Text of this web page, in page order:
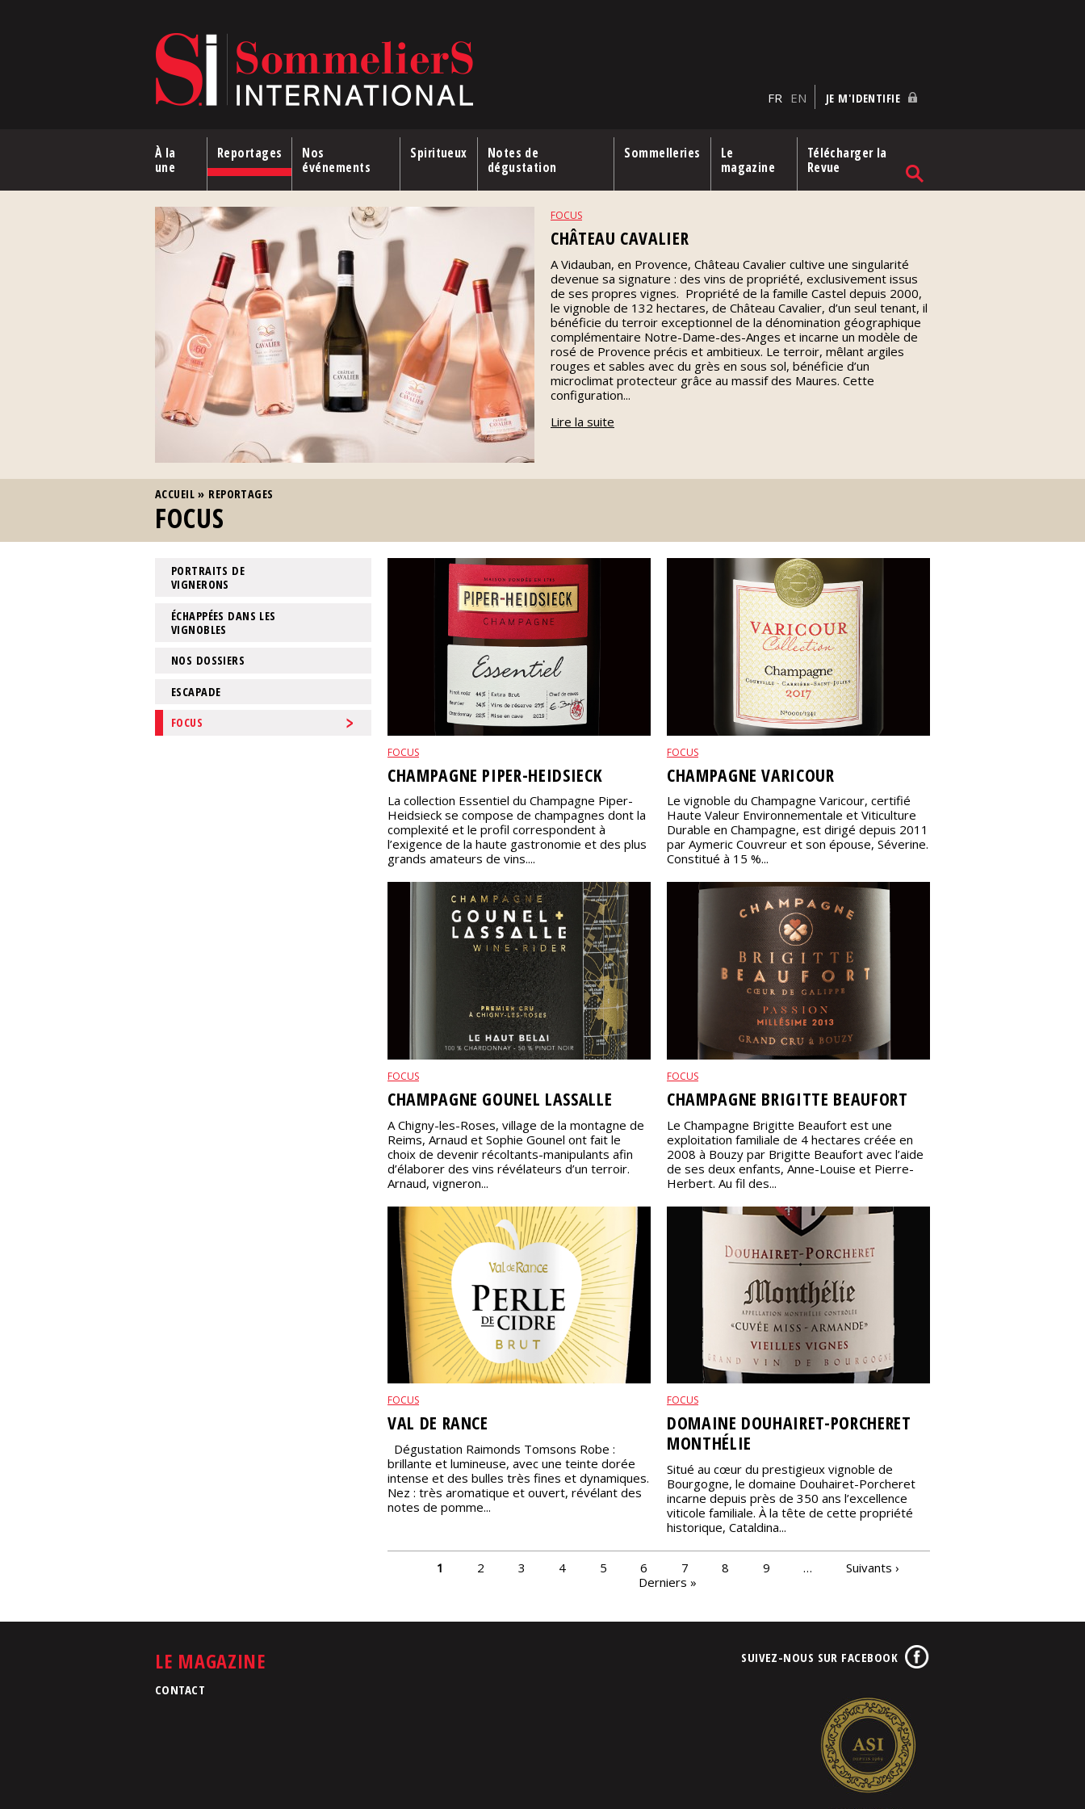
FR EN JE M'IDENTIFIE
À la
une
Reportages
Nos
événements
Spiritueux
Notes de
dégustation
Sommelleries
Le
magazine
Télécharger la
Revue
FOCUS
CHÂTEAU CAVALIER
A Vidauban, en Provence, Château Cavalier cultive une singularité
devenue sa signature : des vins de propriété, exclusivement issus
de ses propres vignes. Propriété de la famille Castel depuis 2000,
le vignoble de 132 hectares, de Château Cavalier, d’un seul tenant, il
bénéficie du terroir exceptionnel de la dénomination géographique
complémentaire Notre-Dame-des-Anges et incarne un modèle de
rosé de Provence précis et ambitieux. Le terroir, mêlant argiles
rouges et sables avec du grès en sous sol, bénéficie d’un
microclimat protecteur grâce au massif des Maures. Cette
configuration...
Lire la suite
ACCUEIL » REPORTAGES
FOCUS
FOCUS
CHAMPAGNE PIPER-HEIDSIECK
La collection Essentiel du Champagne Piper-
Heidsieck se compose de champagnes dont la
complexité et le profil correspondent à
l’exigence de la haute gastronomie et des plus
grands amateurs de vins....
FOCUS
CHAMPAGNE VARICOUR
Le vignoble du Champagne Varicour, certifié
Haute Valeur Environnementale et Viticulture
Durable en Champagne, est dirigé depuis 2011
par Aymeric Couvreur et son épouse, Séverine.
Constitué à 15 %...
FOCUS
CHAMPAGNE GOUNEL LASSALLE
A Chigny-les-Roses, village de la montagne de
Reims, Arnaud et Sophie Gounel ont fait le
choix de devenir récoltants-manipulants afin
d’élaborer des vins révélateurs d’un terroir.
Arnaud, vigneron...
FOCUS
CHAMPAGNE BRIGITTE BEAUFORT
Le Champagne Brigitte Beaufort est une
exploitation familiale de 4 hectares créée en
2008 à Bouzy par Brigitte Beaufort avec l’aide
de ses deux enfants, Anne-Louise et Pierre-
Herbert. Au fil des...
FOCUS
VAL DE RANCE
Dégustation Raimonds Tomsons Robe :
brillante et lumineuse, avec une teinte dorée
intense et des bulles très fines et dynamiques.
Nez : très aromatique et ouvert, révélant des
notes de pomme...
FOCUS
DOMAINE DOUHAIRET-PORCHERET
MONTHÉLIE
Situé au cœur du prestigieux vignoble de
Bourgogne, le domaine Douhairet-Porcheret
incarne depuis près de 350 ans l’excellence
viticole familiale. À la tête de cette propriété
historique, Cataldina...
1 2 3 4 5 6 7 8 9 …
Suivants ›
Derniers »
PORTRAITS DE
VIGNERONS
ÉCHAPPÉES DANS LES
VIGNOBLES
NOS DOSSIERS
ESCAPADE
FOCUS
LE MAGAZINE
CONTACT
SUIVEZ-NOUS SUR FACEBOOK